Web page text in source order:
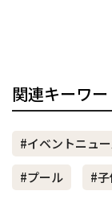
関連キーワー
#イベントニュー
#プール
#